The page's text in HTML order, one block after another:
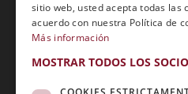
Acreditaciones:
sitio web, usted acepta todas las
acuerdo con nuestra Política de
Más información
MOSTRAR TODOS LOS